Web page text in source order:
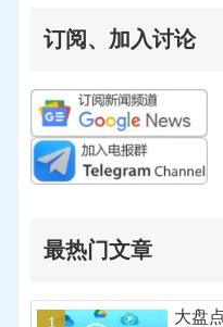
订阅、加入讨论
最热门文章
大盘